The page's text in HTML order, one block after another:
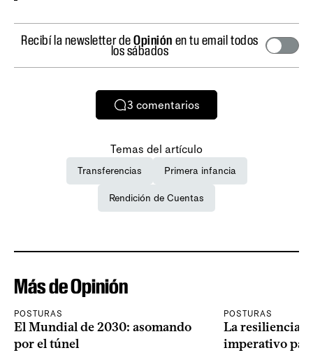
Recibí la newsletter deOpinión en tu email todos
los sábados
3 comentarios
Temas del artículo
Transferencias Primera infancia
Rendición de Cuentas
Más de Opinión
POSTURAS
El Mundial de 2030: asomando
por el túnel
POSTURAS
La resiliencia
imperativo